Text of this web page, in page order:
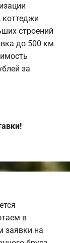
строений
до 500 км
за
в
заявки на